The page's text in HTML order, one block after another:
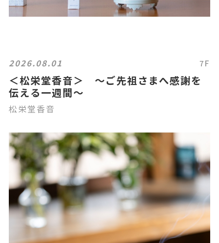
2026.08.01 7F
＜松栄堂香音＞ 〜ご先祖さまへ感謝を
伝える一週間〜
松栄堂香音